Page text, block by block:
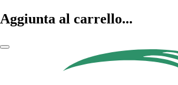
Aggiunta al carrello...